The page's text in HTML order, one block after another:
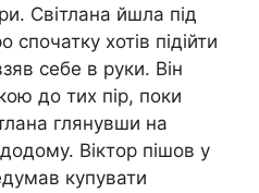
Світлана йшла під
спочатку хотів підійти
себе в руки. Він
до тих пір, поки
глянувши на
Віктор пішов у
купувати